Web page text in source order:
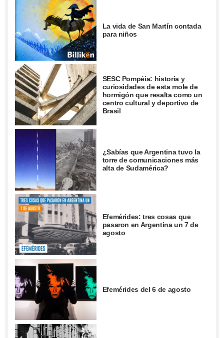
La vida de San Martín contada
para niños
SESC Pompéia: historia y
curiosidades de esta mole de
hormigón que resalta como un
centro cultural y deportivo de
Brasil
¿Sabías que Argentina tuvo la
torre de comunicaciones más
alta de Sudamérica?
Efemérides: tres cosas que
pasaron en Argentina un 7 de
agosto
Efemérides del 6 de agosto